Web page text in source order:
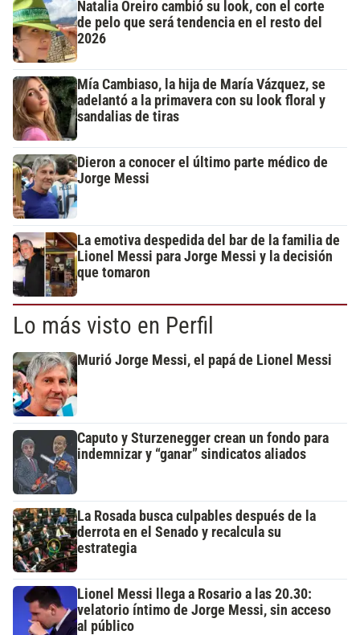
Natalia Oreiro cambió su look, con el corte
de pelo que será tendencia en el resto del
2026
Mía Cambiaso, la hija de María Vázquez, se
adelantó a la primavera con su look floral y
sandalias de tiras
Dieron a conocer el último parte médico de
Jorge Messi
La emotiva despedida del bar de la familia de
Lionel Messi para Jorge Messi y la decisión
que tomaron
Lo más visto en Perfil
Murió Jorge Messi, el papá de Lionel Messi
Caputo y Sturzenegger crean un fondo para
indemnizar y “ganar” sindicatos aliados
La Rosada busca culpables después de la
derrota en el Senado y recalcula su
estrategia
Lionel Messi llega a Rosario a las 20.30:
velatorio íntimo de Jorge Messi, sin acceso
al público